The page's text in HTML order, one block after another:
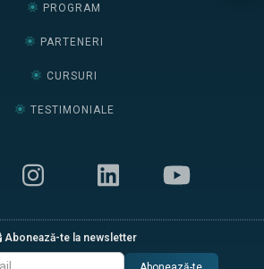
PROGRAM
PARTENERI
CURSURI
TESTIMONIALE
Abonează-te la newsletter